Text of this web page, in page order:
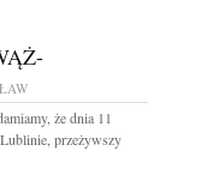
że dnia 11
przeżywszy